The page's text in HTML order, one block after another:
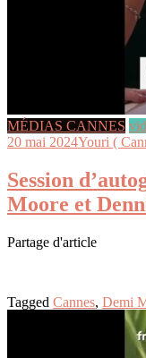
MÉDIAS CANNES
20 mai 2024Youri (
Session
Moore et
Partage d'article
Tagged Cannes, Demi